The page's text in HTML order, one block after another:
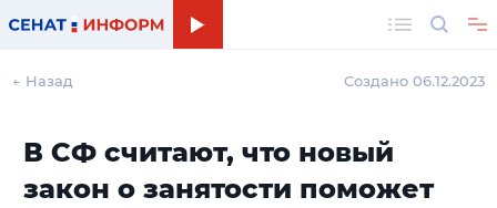
← Назад Создано 06.12.2023
В СФ считают, что новый
закон о занятости поможет